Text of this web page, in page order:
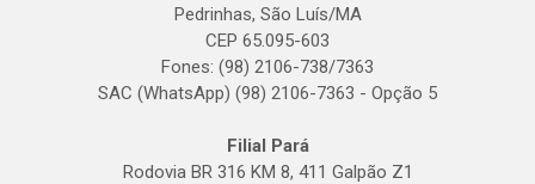
Pedrinhas, São Luís/MA
CEP 65.095-603
Fones: (98) 2106-738/7363
SAC (WhatsApp) (98) 2106-7363 - Opção 5
Filial Pará
Rodovia BR 316 KM 8, 411 Galpão Z1